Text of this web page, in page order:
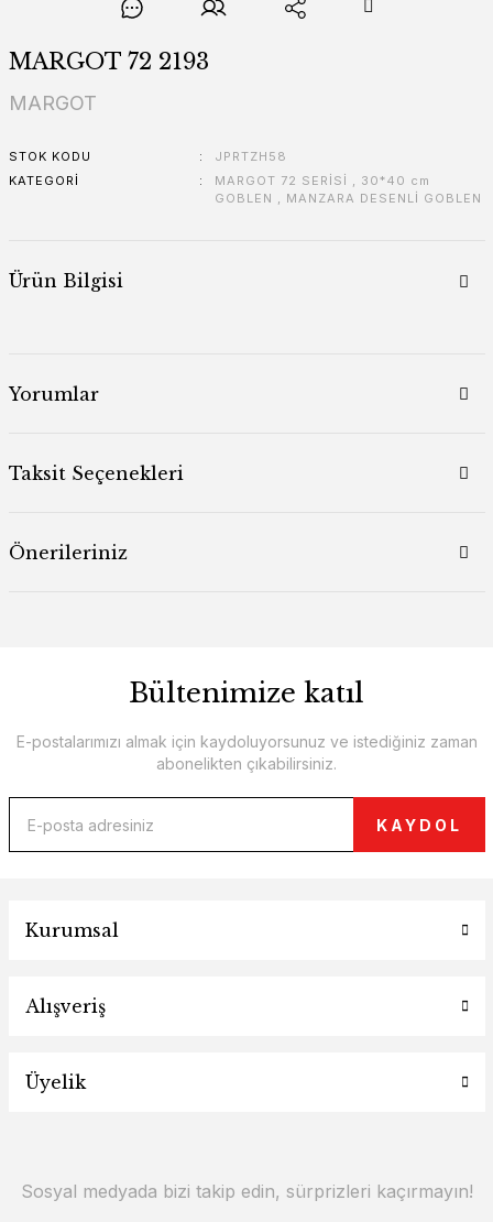
MARGOT 72 2193
MARGOT
STOK KODU
JPRTZH58
KATEGORI
MARGOT 72 SERİSİ , 30*40 cm
GOBLEN , MANZARA DESENLİ GOBLEN
Ürün Bilgisi
Yorumlar
Taksit Seçenekleri
Önerileriniz
Bültenimize katıl
E-postalarımızı almak için kaydoluyorsunuz ve istediğiniz zaman
abonelikten çıkabilirsiniz.
KAYDOL
Kurumsal
Alışveriş
Üyelik
Sosyal medyada bizi takip edin, sürprizleri kaçırmayın!